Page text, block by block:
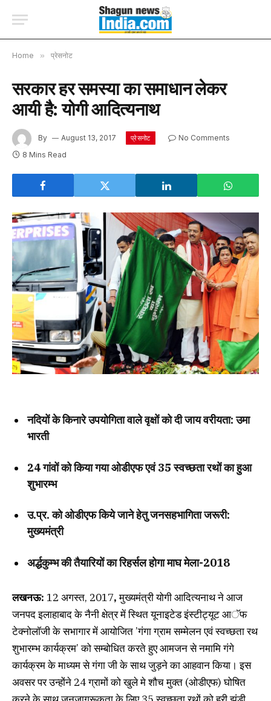
Home » प्रेसनोट
सरकार हर समस्या का समाधान लेकर
आयी है: योगी आदित्यनाथ
By August 13, 2017 प्रेसनोट
No Comments
8 Mins Read
नदियों के किनारे उपयोगिता वाले वृक्षों को दी जाय वरीयता: उमा
भारती
24 गांवों को किया गया ओडीएफ एवं 35 स्वच्छता रथों का हुआ
शुभारम्भ
उ.प्र. को ओडीएफ किये जाने हेतु जनसहभागिता जरूरी:
मुख्यमंत्री
अर्द्धकुम्भ की तैयारियों का रिहर्सल होगा माघ मेला-2018
लखनऊ: 12 अगस्त, 2017,मुख्यमंत्री योगी आदित्यनाथ ने आज
जनपद इलाहाबाद के नैनी क्षेत्र में स्थित यूनाइटेड इंस्टीट्यूट आॅफ
टेक्नोलाॅजी के सभागार में आयोजित ’गंगा ग्राम सम्मेलन एवं स्वच्छता रथ
शुभारम्भ कार्यक्रम’ को सम्बोधित करते हुए आमजन से नमामि गंगे
कार्यक्रम के माध्यम से गंगा जी के साथ जुड़ने का आहवान किया। इस
अवसर पर उन्होंने 24 ग्रामों को खुले मे शौच मुक्त (ओडीएफ) घोषित